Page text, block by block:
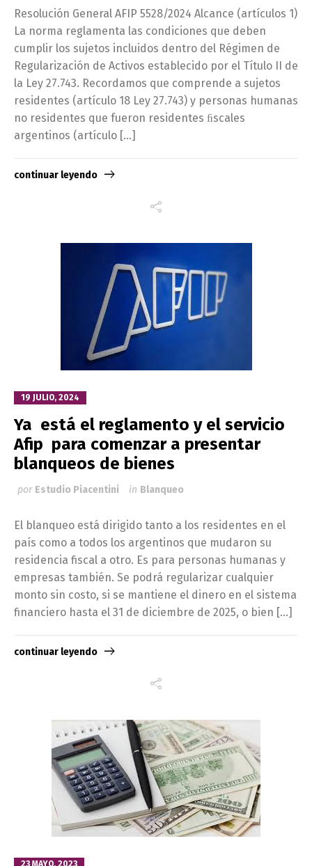
Resolución General AFIP 5528/2024 Alcance (artículos 1)
La norma reglamenta las condiciones que deben
cumplir los sujetos incluidos dentro del Régimen de
Regularización de Activos establecido por el Título II de
la Ley 27.743. Recordamos que comprende a sujetos
residentes (artículo 18 Ley 27.743) y personas humanas
no residentes que fueron residentes ﬁscales
argentinos (artículo […]
continuar leyendo
19 JULIO, 2024
Ya está el reglamento y el servicio
Afip para comenzar a presentar
blanqueos de bienes
por Estudio Piacentini in Blanqueo
El blanqueo está dirigido tanto a los residentes en el
país como a todos los argentinos que mudaron su
residencia fiscal a otro. Es para personas humanas y
empresas también. Se podrá regularizar cualquier
monto sin costo, si se mantiene el dinero en el sistema
financiero hasta el 31 de diciembre de 2025, o bien […]
continuar leyendo